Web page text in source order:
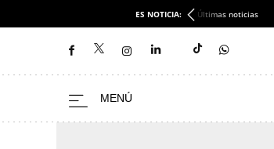
ES NOTICIA: Últimas noticias